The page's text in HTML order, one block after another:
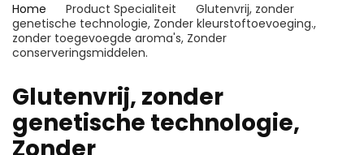
Home Product Specialiteit
‎Glutenvrij, zonder
genetische technologie, Zonder kleurstoftoevoeging.,
zonder toegevoegde aroma's, Zonder
conserveringsmiddelen.
‎Glutenvrij, zonder
genetische technologie,